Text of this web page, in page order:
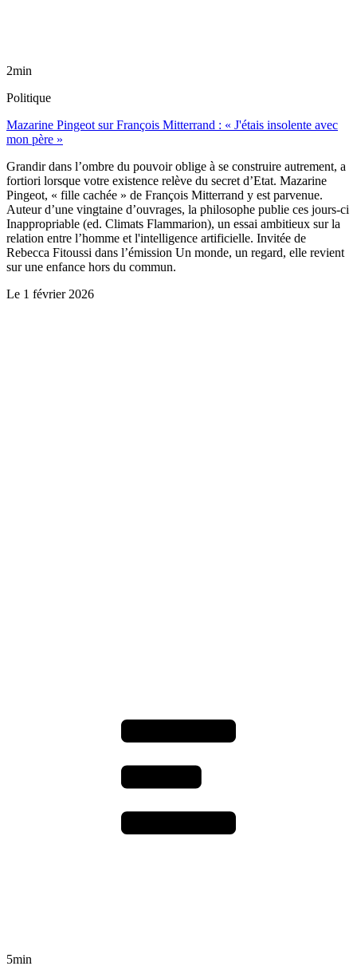
2min
Politique
Mazarine Pingeot sur François Mitterrand : « J'étais insolente avec
mon père »
Grandir dans l’ombre du pouvoir oblige à se construire autrement, a
fortiori lorsque votre existence relève du secret d’Etat. Mazarine
Pingeot, « fille cachée » de François Mitterrand y est parvenue.
Auteur d’une vingtaine d’ouvrages, la philosophe publie ces jours-ci
Inappropriable (ed. Climats Flammarion), un essai ambitieux sur la
relation entre l’homme et l'intelligence artificielle. Invitée de
Rebecca Fitoussi dans l’émission Un monde, un regard, elle revient
sur une enfance hors du commun.
Le 1 février 2026
5min